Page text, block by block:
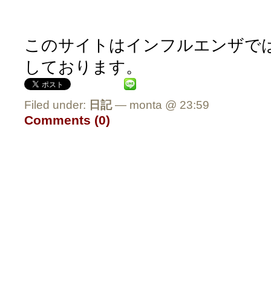
このサイトはインフルエンザで
しております。
Filed under: 日記— monta @ 23:59
Comments (0)